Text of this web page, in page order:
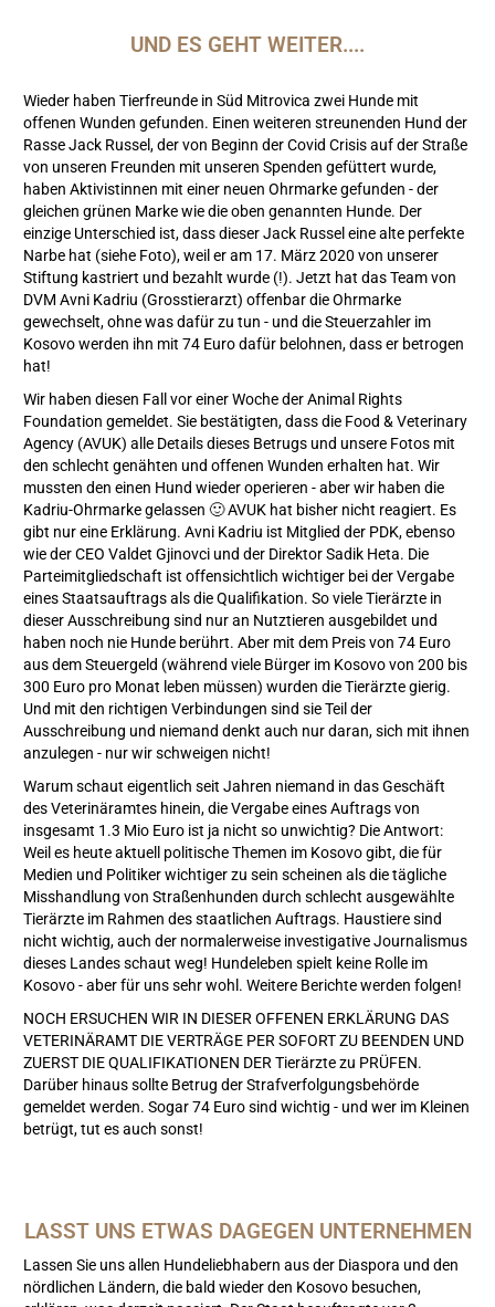
UND ES GEHT WEITER....
Wieder haben Tierfreunde in Süd Mitrovica zwei Hunde mit
offenen Wunden gefunden. Einen weiteren streunenden Hund der
Rasse Jack Russel, der von Beginn der Covid Crisis auf der Straße
von unseren Freunden mit unseren Spenden gefüttert wurde,
haben Aktivistinnen mit einer neuen Ohrmarke gefunden - der
gleichen grünen Marke wie die oben genannten Hunde. Der
einzige Unterschied ist, dass dieser Jack Russel eine alte perfekte
Narbe hat (siehe Foto), weil er am 17. März 2020 von unserer
Stiftung kastriert und bezahlt wurde (!). Jetzt hat das Team von
DVM Avni Kadriu (Grosstierarzt) offenbar die Ohrmarke
gewechselt, ohne was dafür zu tun - und die Steuerzahler im
Kosovo werden ihn mit 74 Euro dafür belohnen, dass er betrogen
hat!
Wir haben diesen Fall vor einer Woche der Animal Rights
Foundation gemeldet. Sie bestätigten, dass die Food & Veterinary
Agency (AVUK) alle Details dieses Betrugs und unsere Fotos mit
den schlecht genähten und offenen Wunden erhalten hat. Wir
mussten den einen Hund wieder operieren - aber wir haben die
Kadriu-Ohrmarke gelassen 🙂 AVUK hat bisher nicht reagiert. Es
gibt nur eine Erklärung. Avni Kadriu ist Mitglied der PDK, ebenso
wie der CEO Valdet Gjinovci und der Direktor Sadik Heta. Die
Parteimitgliedschaft ist offensichtlich wichtiger bei der Vergabe
eines Staatsauftrags als die Qualifikation. So viele Tierärzte in
dieser Ausschreibung sind nur an Nutztieren ausgebildet und
haben noch nie Hunde berührt. Aber mit dem Preis von 74 Euro
aus dem Steuergeld (während viele Bürger im Kosovo von 200 bis
300 Euro pro Monat leben müssen) wurden die Tierärzte gierig.
Und mit den richtigen Verbindungen sind sie Teil der
Ausschreibung und niemand denkt auch nur daran, sich mit ihnen
anzulegen - nur wir schweigen nicht!
Warum schaut eigentlich seit Jahren niemand in das Geschäft
des Veterinäramtes hinein, die Vergabe eines Auftrags von
insgesamt 1.3 Mio Euro ist ja nicht so unwichtig? Die Antwort:
Weil es heute aktuell politische Themen im Kosovo gibt, die für
Medien und Politiker wichtiger zu sein scheinen als die tägliche
Misshandlung von Straßenhunden durch schlecht ausgewählte
Tierärzte im Rahmen des staatlichen Auftrags. Haustiere sind
nicht wichtig, auch der normalerweise investigative Journalismus
dieses Landes schaut weg! Hundeleben spielt keine Rolle im
Kosovo - aber für uns sehr wohl. Weitere Berichte werden folgen!
NOCH ERSUCHEN WIR IN DIESER OFFENEN ERKLÄRUNG DAS
VETERINÄRAMT DIE VERTRÄGE PER SOFORT ZU BEENDEN UND
ZUERST DIE QUALIFIKATIONEN DER Tierärzte zu PRÜFEN.
Darüber hinaus sollte Betrug der Strafverfolgungsbehörde
gemeldet werden. Sogar 74 Euro sind wichtig - und wer im Kleinen
betrügt, tut es auch sonst!
LASST UNS ETWAS DAGEGEN UNTERNEHMEN
Lassen Sie uns allen Hundeliebhabern aus der Diaspora und den
nördlichen Ländern, die bald wieder den Kosovo besuchen,